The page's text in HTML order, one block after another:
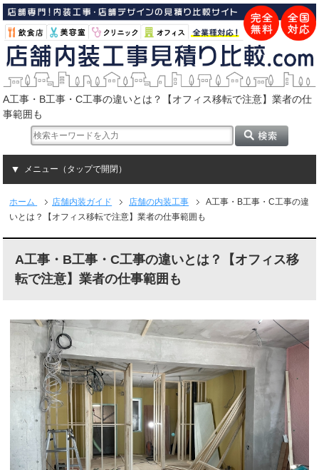
A工事・B工事・C工事の違いとは？【オフィス移転で注意】業者の仕
事範囲も
メニュー（タップで開閉）
ホーム 店舗内装ガイド 店舗の内装工事
A工事・B工事・C工事の違
いとは？【オフィス移転で注意】業者の仕事範囲も
A工事・B工事・C工事の違いとは？【オフィス移
転で注意】業者の仕事範囲も